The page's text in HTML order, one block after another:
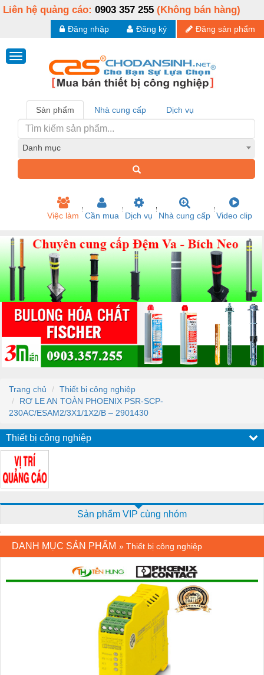
Liên hệ quảng cáo: 0903 357 255 (Không bán hàng)
Đăng sản phẩm
Đăng ký
Đăng nhập
Sản phẩm Nhà cung cấp Dịch vụ
Danh mục
Việc làm Cần mua Dịch vụ Nhà cung cấp Video clip
Trang chủ
Thiết bị công nghiệp
RƠ LE AN TOÀN PHOENIX PSR-SCP-
230AC/ESAM2/3X1/1X2/B – 2901430
Thiết bị công nghiệp
Sản phẩm VIP cùng nhóm
DANH MỤC SẢN PHẨM » Thiết bị công nghiệp